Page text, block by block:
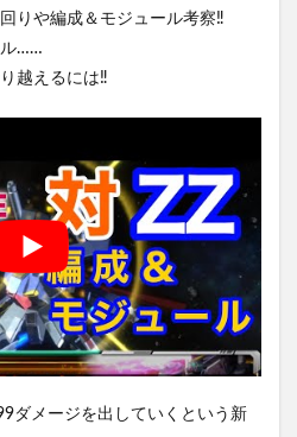
りや編成＆モジュール考察‼️
ル……
越えるには‼️
ダメージを出していくという新